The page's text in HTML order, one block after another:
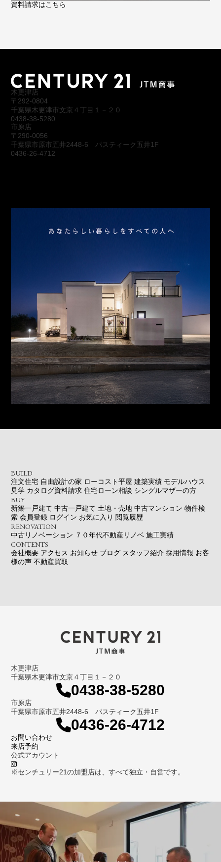
資料請求はこちら
木更津店
〒292-0804
千葉県木更津市文京４丁目１－２０
0438-38-5280
市原店
〒290-0056
千葉県市原市五井2448-6 パスティーク五井1F
0436-26-4712
BUILD
注文住宅 自由設計の家 ローコスト平屋 建築実績 モデルハウス
見学 カタログ資料請求 住宅ローン相談 シングルマザーの方
BUY
新築一戸建て 中古一戸建て 土地・売地 中古マンション 物件検
索 会員登録 ログイン お気に入り 閲覧履歴
RENOVATION
中古リノベーション ７０年代不動産リノベ 施工実績
CONTENTS
会社概要 アクセス お知らせ ブログ スタッフ紹介 採用情報 お客
様の声 不動産買取
木更津店
千葉県木更津市文京４丁目１－２０
0438-38-5280
市原店
千葉県市原市五井2448-6 パスティーク五井1F
0436-26-4712
お問い合わせ
来店予約
公式アカウント
※センチュリー21の加盟店は、すべて独立・自営です。